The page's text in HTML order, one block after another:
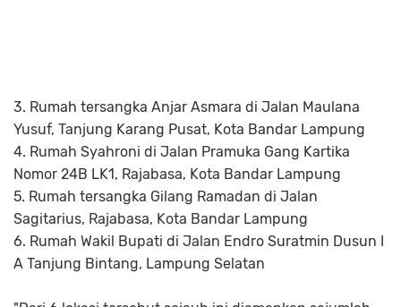
3. Rumah tersangka Anjar Asmara di Jalan Maulana
Yusuf, Tanjung Karang Pusat, Kota Bandar Lampung
4. Rumah Syahroni di Jalan Pramuka Gang Kartika
Nomor 24B LK1, Rajabasa, Kota Bandar Lampung
5. Rumah tersangka Gilang Ramadan di Jalan
Sagitarius, Rajabasa, Kota Bandar Lampung
6. Rumah Wakil Bupati di Jalan Endro Suratmin Dusun I
A Tanjung Bintang, Lampung Selatan